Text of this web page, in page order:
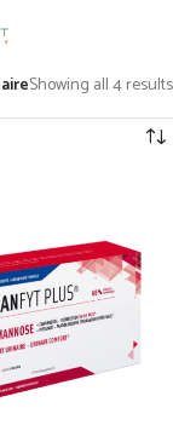
Showing all 4 results